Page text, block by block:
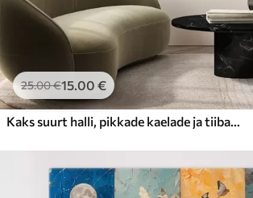
25.00€15.00 €
Kaks suurt halli, pikkade kaelade ja tiibadega kraanat, mis seisavad puudest ümbritsetud udujärves